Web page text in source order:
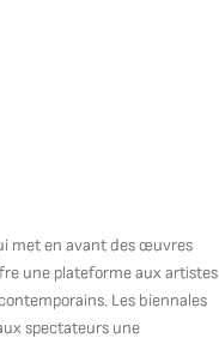
met en avant des œuvres
une plateforme aux artistes
Les biennales
spectateurs une